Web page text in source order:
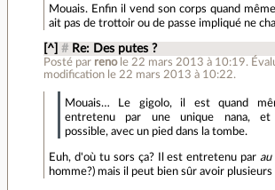
Mouais. Enfin il vend son corps quand
ait pas de trottoir ou de passe impliqué ne
[^] # Re: Des putes ?
Posté par reno le 22 mars 2013 à 10:19.
modification le 22 mars 2013 à 10:22.
Mouais… Le gigolo, il est quand
entretenu par une unique nana,
possible, avec un pied dans la tombe.
Euh, d'où tu sors ça? Il est entretenu parau
homme?) mais il peut bien sûr avoir plusieurs